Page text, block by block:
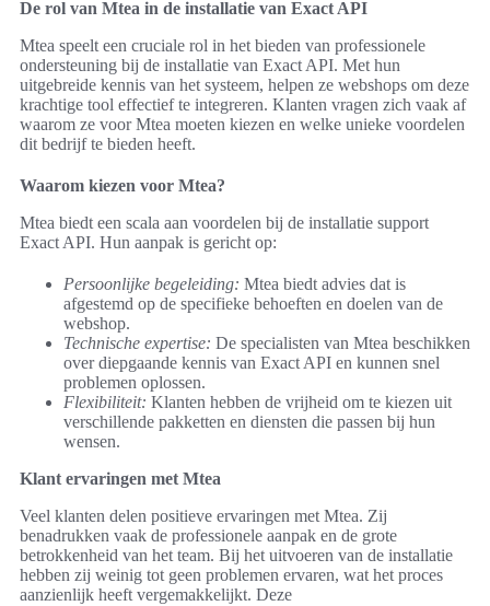
De rol van Mtea in de installatie van Exact API
Mtea speelt een cruciale rol in het bieden van professionele
ondersteuning bij de installatie van Exact API. Met hun
uitgebreide kennis van het systeem, helpen ze webshops om deze
krachtige tool effectief te integreren. Klanten vragen zich vaak af
waarom ze voor Mtea moeten kiezen en welke unieke voordelen
dit bedrijf te bieden heeft.
Waarom kiezen voor Mtea?
Mtea biedt een scala aan voordelen bij de installatie support
Exact API. Hun aanpak is gericht op:
Persoonlijke begeleiding: Mtea biedt advies dat is
afgestemd op de specifieke behoeften en doelen van de
webshop.
Technische expertise: De specialisten van Mtea beschikken
over diepgaande kennis van Exact API en kunnen snel
problemen oplossen.
Flexibiliteit: Klanten hebben de vrijheid om te kiezen uit
verschillende pakketten en diensten die passen bij hun
wensen.
Klant ervaringen met Mtea
Veel klanten delen positieve ervaringen met Mtea. Zij
benadrukken vaak de professionele aanpak en de grote
betrokkenheid van het team. Bij het uitvoeren van de installatie
hebben zij weinig tot geen problemen ervaren, wat het proces
aanzienlijk heeft vergemakkelijkt. Deze